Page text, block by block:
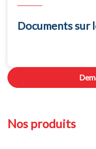
Documents sur
Nos produits